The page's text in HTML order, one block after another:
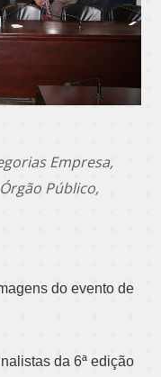
Empresa,
Público,
do evento de
da 6ª edição